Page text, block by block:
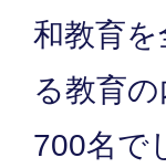
和教育
る教育
700名で